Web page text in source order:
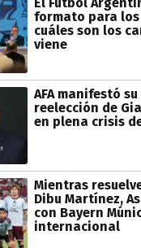
formato para los
cuáles son los
viene
AFA manifestó
reelección de
en plena crisis de
Mientras
Dibu Martínez,
con Bayern
internacional